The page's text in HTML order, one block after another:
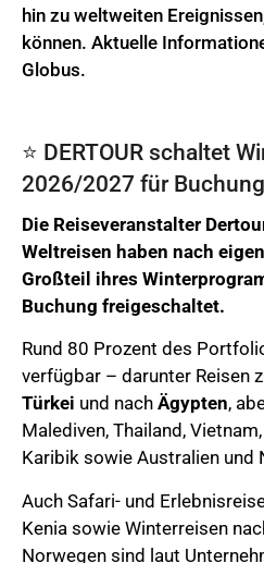
hin zu weltweiten
können. Aktuelle
Globus.
⭐️ DERTOUR schaltet
2026/2027 für
Die Reiseveranstalter
Weltreisen haben nach
Großteil ihres
Buchung freigeschaltet.
Rund 80 Prozent des
verfügbar – darunter Reisen
Türkei und nach Ägypten,
Malediven, Thailand,
Karibik sowie Australien und
Auch Safari- und
Kenia sowie Winterreisen
Norwegen sind laut